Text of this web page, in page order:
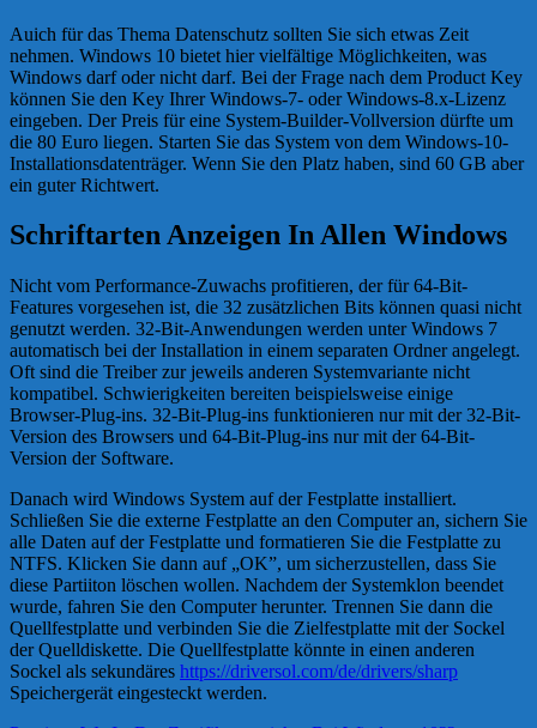
Auich für das Thema Datenschutz sollten Sie sich etwas Zeit
nehmen. Windows 10 bietet hier vielfältige Möglichkeiten, was
Windows darf oder nicht darf. Bei der Frage nach dem Product Key
können Sie den Key Ihrer Windows-7- oder Windows-8.x-Lizenz
eingeben. Der Preis für eine System-Builder-Vollversion dürfte um
die 80 Euro liegen. Starten Sie das System von dem Windows-10-
Installationsdatenträger. Wenn Sie den Platz haben, sind 60 GB aber
ein guter Richtwert.
Schriftarten Anzeigen In Allen Windows
Nicht vom Performance-Zuwachs profitieren, der für 64-Bit-
Features vorgesehen ist, die 32 zusätzlichen Bits können quasi nicht
genutzt werden. 32-Bit-Anwendungen werden unter Windows 7
automatisch bei der Installation in einem separaten Ordner angelegt.
Oft sind die Treiber zur jeweils anderen Systemvariante nicht
kompatibel. Schwierigkeiten bereiten beispielsweise einige
Browser-Plug-ins. 32-Bit-Plug-ins funktionieren nur mit der 32-Bit-
Version des Browsers und 64-Bit-Plug-ins nur mit der 64-Bit-
Version der Software.
Danach wird Windows System auf der Festplatte installiert.
Schließen Sie die externe Festplatte an den Computer an, sichern Sie
alle Daten auf der Festplatte und formatieren Sie die Festplatte zu
NTFS. Klicken Sie dann auf „OK”, um sicherzustellen, dass Sie
diese Partiiton löschen wollen. Nachdem der Systemklon beendet
wurde, fahren Sie den Computer herunter. Trennen Sie dann die
Quellfestplatte und verbinden Sie die Zielfestplatte mit der Sockel
der Quelldiskette. Die Quellfestplatte könnte in einen anderen
Sockel als sekundäres https://driversol.com/de/drivers/sharp
Speichergerät eingesteckt werden.